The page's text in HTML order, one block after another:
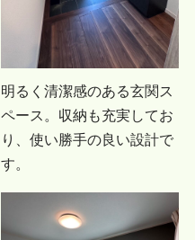
明るく清潔感のある玄関ス
ペース。収納も充実してお
り、使い勝手の良い設計で
す。